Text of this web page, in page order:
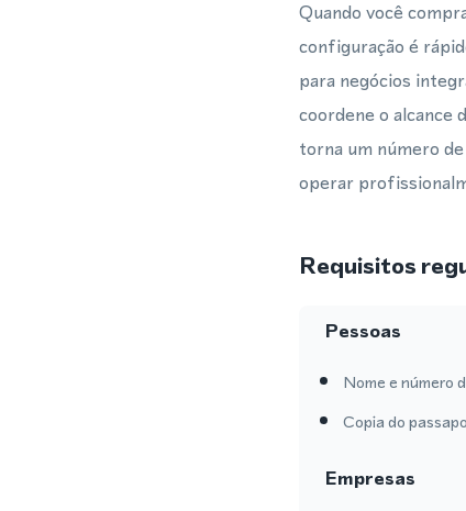
Quando você
configuração é
para negócios
coordene o alcance
torna um número
operar
Requisitos
Pessoas
Nome e número
Copia do
Empresas